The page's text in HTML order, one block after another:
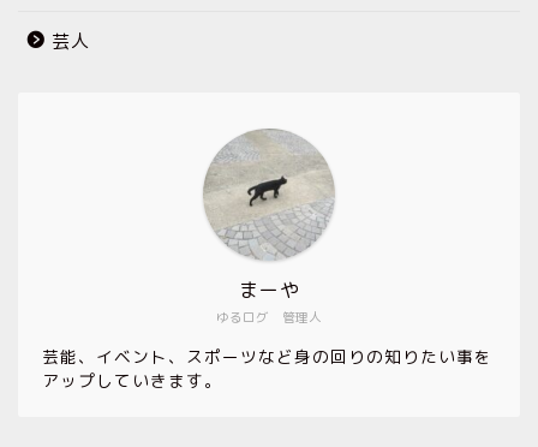
芸人
ゆるログ 管理人
まーや
芸能、イベント、スポーツなど身の回りの知りたい事を
アップしていきます。